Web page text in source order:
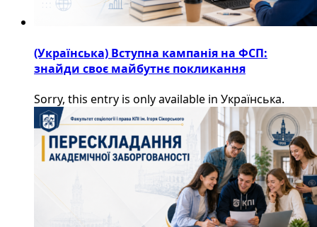
(Українська) Вступна кампанія на ФСП:
знайди своє майбутнє покликання
Sorry, this entry is only available in Українська.